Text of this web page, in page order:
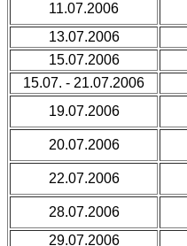
11.07.2006
13.07.2006
15.07.2006
15.07. - 21.07.2006
19.07.2006
20.07.2006
22.07.2006
28.07.2006
29.07.2006